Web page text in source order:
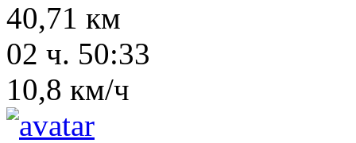
40,71 км
02 ч. 50:33
10,8 км/ч